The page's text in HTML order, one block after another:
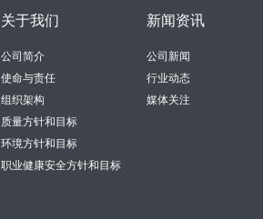
关于我们
公司简介
使命与责任
组织架构
质量方针和目标
环境方针和目标
职业健康安全方针和目标
新闻资讯
公司新闻
行业动态
媒体关注